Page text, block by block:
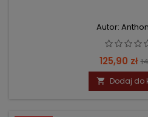
Autor:
Cena
125,90 zł
 Dodaj do